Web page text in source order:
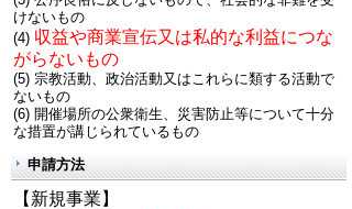
けないもの
(4) 収益や商業宣伝又は私的な利益につな
がらないもの
(5) 宗教活動、政治活動又はこれらに類する活動で
ないもの
(6) 開催場所の公衆衛生、災害防止等について十分
な措置が講じられているもの
申請方法
【新規事業】